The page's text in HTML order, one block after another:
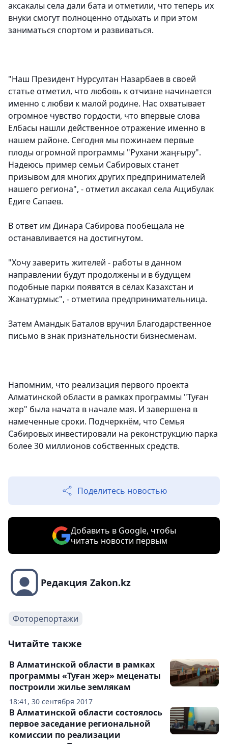
аксакалы села дали бата и отметили, что теперь их
внуки смогут полноценно отдыхать и при этом
заниматься спортом и развиваться.
"Наш Президент Нурсултан Назарбаев в своей
статье отметил, что любовь к отчизне начинается
именно с любви к малой родине. Нас охватывает
огромное чувство гордости, что впервые слова
Елбасы нашли действенное отражение именно в
нашем районе. Сегодня мы пожинаем первые
плоды огромной программы "Руxани жаңғыру".
Надеюсь пример семьи Сабировых станет
призывом для многих других предпринимателей
нашего региона", - отметил аксакал села Ащибулак
Едиге Сапаев.
В ответ им Динара Сабирова пообещала не
останавливается на достигнутом.
"Хочу заверить жителей - работы в данном
направлении будут продолжены и в будущем
подобные парки появятся в сёлах Казахстан и
Жанатурмыс", - отметила предпринимательница.
Затем Амандык Баталов вручил Благодарственное
письмо в знак признательности бизнесменам.
Напомним, что реализация первого проекта
Алматинской области в рамках программы "Туған
жер" была начата в начале мая. И завершена в
намеченные сроки. Подчеркнём, что Семья
Сабировых инвестировали на реконструкцию парка
более 30 миллионов собственных средств.
Поделитесь новостью
Добавить в Google, чтобы
читать новости первым
Редакция Zakon.kz
Фоторепортажи
Читайте также
18:41, 30 сентября 2017
В Алматинской области в рамках
программы «Туған жер» меценаты
построили жилье землякам
В Алматинской области состоялось
первое заседание региональной
комиссии по реализации